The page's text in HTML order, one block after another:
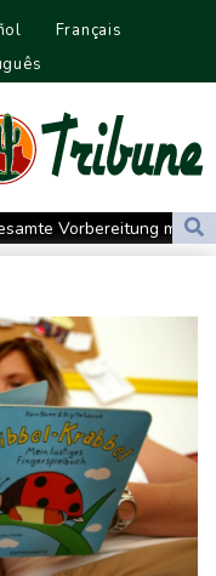
Français
Vorbereitung mit
und höchste
Manager Jorge
Kindern deutlich
sich ausgebreitet und
der Straße von
trauert mit Messi